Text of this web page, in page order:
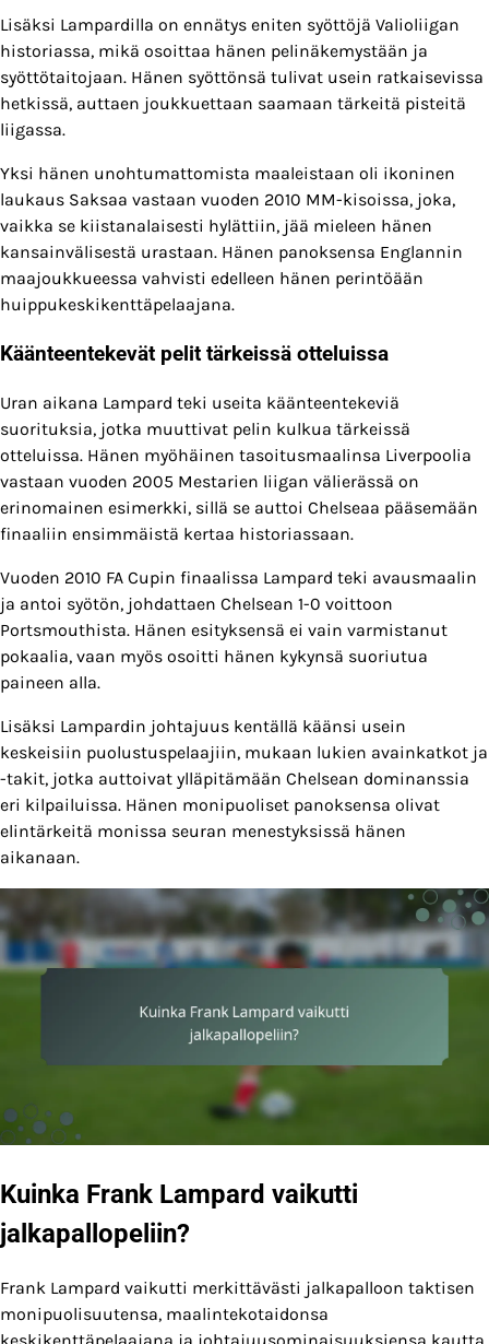
Lisäksi Lampardilla on ennätys eniten syöttöjä Valioliigan
historiassa, mikä osoittaa hänen pelinäkemystään ja
syöttötaitojaan. Hänen syöttönsä tulivat usein ratkaisevissa
hetkissä, auttaen joukkuettaan saamaan tärkeitä pisteitä
liigassa.
Yksi hänen unohtumattomista maaleistaan oli ikoninen
laukaus Saksaa vastaan vuoden 2010 MM-kisoissa, joka,
vaikka se kiistanalaisesti hylättiin, jää mieleen hänen
kansainvälisestä urastaan. Hänen panoksensa Englannin
maajoukkueessa vahvisti edelleen hänen perintöään
huippukeskikenttäpelaajana.
Käänteentekevät pelit tärkeissä otteluissa
Uran aikana Lampard teki useita käänteentekeviä
suorituksia, jotka muuttivat pelin kulkua tärkeissä
otteluissa. Hänen myöhäinen tasoitusmaalinsa Liverpoolia
vastaan vuoden 2005 Mestarien liigan välierässä on
erinomainen esimerkki, sillä se auttoi Chelseaa pääsemään
finaaliin ensimmäistä kertaa historiassaan.
Vuoden 2010 FA Cupin finaalissa Lampard teki avausmaalin
ja antoi syötön, johdattaen Chelsean 1-0 voittoon
Portsmouthista. Hänen esityksensä ei vain varmistanut
pokaalia, vaan myös osoitti hänen kykynsä suoriutua
paineen alla.
Lisäksi Lampardin johtajuus kentällä käänsi usein
keskeisiin puolustuspelaajiin, mukaan lukien avainkatkot ja
-takit, jotka auttoivat ylläpitämään Chelsean dominanssia
eri kilpailuissa. Hänen monipuoliset panoksensa olivat
elintärkeitä monissa seuran menestyksissä hänen
aikanaan.
Kuinka Frank Lampard vaikutti
jalkapallopeliin?
Frank Lampard vaikutti merkittävästi jalkapalloon taktisen
monipuolisuutensa, maalintekotaidonsa
keskikenttäpelaajana ja johtajuusominaisuuksiensa kautta.